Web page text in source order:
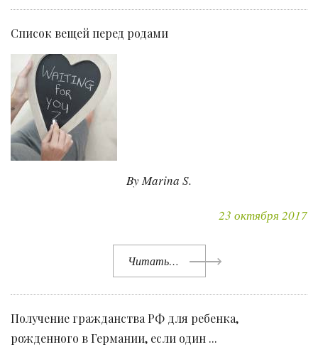
Список вещей перед родами
By Marina S.
23 октября 2017
Читать…
Получение гражданства РФ для ребенка,
рожденного в Германии, если один ...